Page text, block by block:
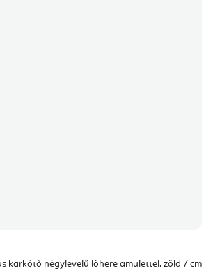
karkötő négylevelű lóhere amulettel, zöld 7 cm